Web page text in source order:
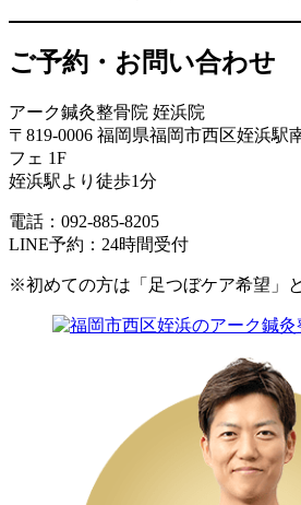
ご予約・お問い合わせ
アーク鍼灸整骨院 姪浜院
〒819-0006 福岡県福岡市西区姪浜駅
フェ 1F
姪浜駅より徒歩1分
電話：092-885-8205
LINE予約：24時間受付
※初めての方は「足つぼケア希望」